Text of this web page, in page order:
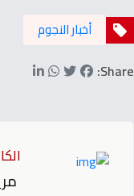
أخبار النجوم
Share: